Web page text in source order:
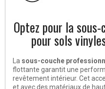
Optez pour la
pour sols
La sous-couche
flottante garantit une
revêtement intérieur. Cet
et avec des matériaux de